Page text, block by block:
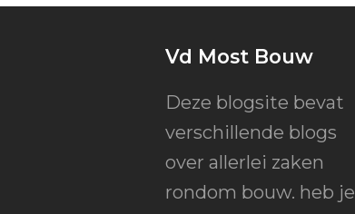
Vd Most Bouw
Deze blogsite bevat
verschillende blogs
over allerlei zaken
rondom bouw. heb je